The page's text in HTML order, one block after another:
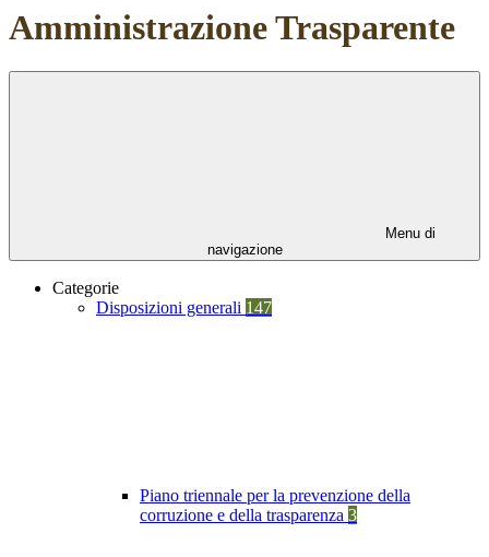
Amministrazione Trasparente
Menu di
navigazione
Categorie
Disposizioni generali 147
Piano triennale per la prevenzione della
corruzione e della trasparenza 3